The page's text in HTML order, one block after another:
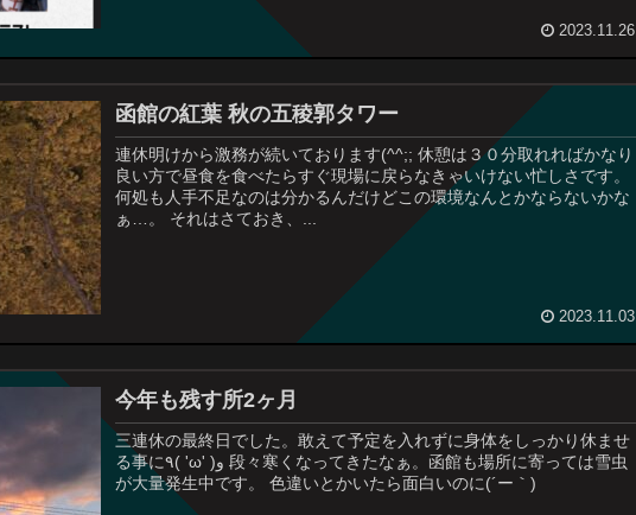
2023.11.26
函館の紅葉 秋の五稜郭タワー
連休明けから激務が続いております(^^;; 休憩は３０分取れればかなり
良い方で昼食を食べたらすぐ現場に戻らなきゃいけない忙しさです。
何処も人手不足なのは分かるんだけどこの環境なんとかならないかな
ぁ…。 それはさておき、...
2023.11.03
今年も残す所2ヶ月
三連休の最終日でした。敢えて予定を入れずに身体をしっかり休ませ
る事に٩( 'ω' )و 段々寒くなってきたなぁ。函館も場所に寄っては雪虫
が大量発生中です。 色違いとかいたら面白いのに(´ー｀)